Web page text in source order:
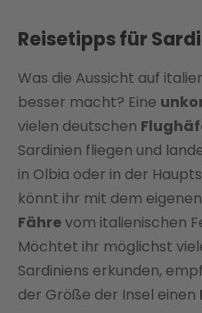
Reisetipps für
Was die Aussicht auf
besser macht? Eine
vielen deutschen
Sardinien fliegen und
in Olbia oder in der
könnt ihr mit dem eigenen
Fährevom italienischen
Möchtet ihr möglichst
Sardiniens erkunden,
der Größe der Insel einen